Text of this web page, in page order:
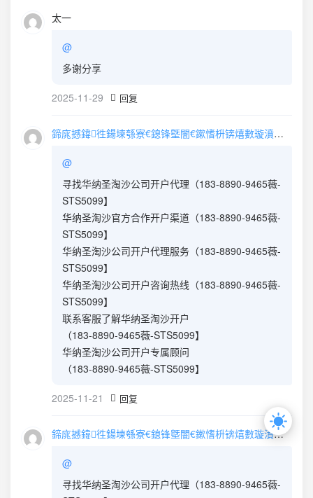
太一
@
多谢分享
2025-11-29 回复
鍗庣撼鍏徃鍚堜綔寮€鎴锋墍闇€鏉愭枡锛熺數璇濆彿鐮?5587291507 寰俊STS5099
@
寻找华纳圣淘沙公司开户代理（183-8890-9465薇-
STS5099】
华纳圣淘沙官方合作开户渠道（183-8890-9465薇-
STS5099】
华纳圣淘沙公司开户代理服务（183-8890-9465薇-
STS5099】
华纳圣淘沙公司开户咨询热线（183-8890-9465薇-
STS5099】
联系客服了解华纳圣淘沙开户
（183-8890-9465薇-STS5099】
华纳圣淘沙公司开户专属顾问
（183-8890-9465薇-STS5099】
2025-11-21 回复
鍗庣撼鍏徃鍚堜綔寮€鎴锋墍闇€鏉愭枡锛熺數璇濆彿鐮?5587291507 寰俊STS5099
@
寻找华纳圣淘沙公司开户代理（183-8890-9465薇-